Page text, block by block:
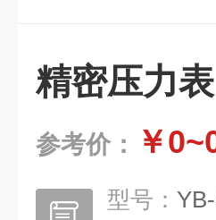
精密压力表
参考价： ￥
型号：